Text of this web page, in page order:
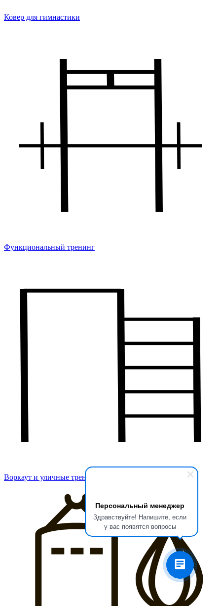
Персональный менеджер
Здравствуйте! Напишите, если
у вас появятся вопросы
Ковер для гимнастики
Функциональный тренинг
Воркаут и уличные тренажеры